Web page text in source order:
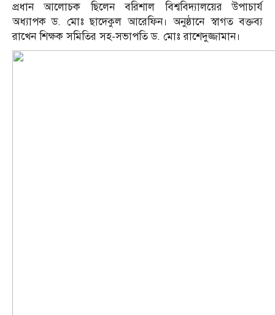
প্রধান আলোচক ছিলেন বরিশাল বিশ্ববিদ্যালয়ের উপাচার্য
অধ্যাপক ড. মোঃ ছাদেকুল আরেফিন। অনুষ্ঠানে স্বাগত বক্তব্য
রাখেন শিক্ষক সমিতির সহ-সভাপতি ড. মোঃ রাশেদুজ্জামান।